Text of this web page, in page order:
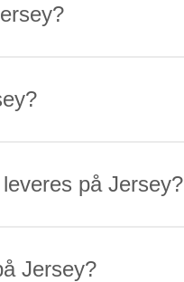
på Jersey?
Jersey?